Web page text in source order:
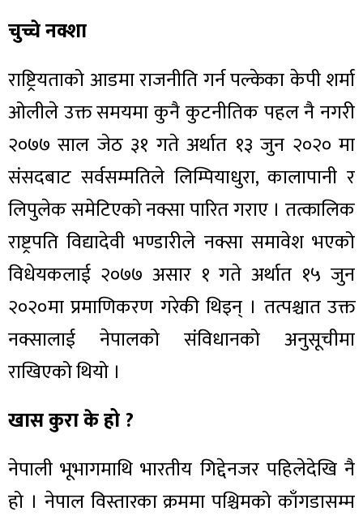
चुच्चे नक्शा
राष्ट्रियताको आडमा राजनीति गर्न पल्केका केपी शर्मा
ओलीले उक्त समयमा कुनै कुटनीतिक पहल नै नगरी
२०७७ साल जेठ ३१ गते अर्थात १३ जुन २०२० मा
संसदबाट सर्वसम्मतिले लिम्पियाधुरा, कालापानी र
लिपुलेक समेटिएको नक्सा पारित गराए । तत्कालिक
राष्ट्रपति विद्यादेवी भण्डारीले नक्सा समावेश भएको
विधेयकलाई २०७७ असार १ गते अर्थात १५ जुन
२०२०मा प्रमाणिकरण गरेकी थिइन् । तत्पश्चात उक्त
नक्सालाई नेपालको संविधानको अनुसूचीमा
राखिएको थियो ।
खास कुरा के हो ?
नेपाली भूभागमाथि भारतीय गिद्देनजर पहिलेदेखि नै
हो । नेपाल विस्तारका क्रममा पश्चिमको काँगडासम्म